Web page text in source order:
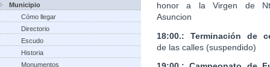
Municipio
Cómo llegar
Directorio
Escudo
Historia
Monumentos
honor a la Virgen de
Asuncion
18:00.: Terminación de
de las calles (suspendido)